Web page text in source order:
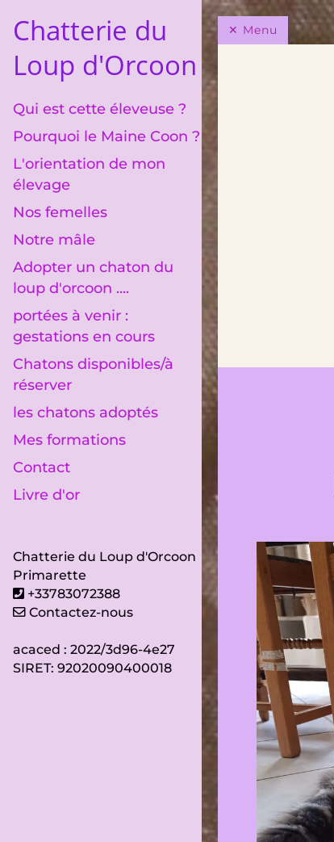
Chatterie du
Loup d'Orcoon
Qui est cette éleveuse ?
Pourquoi le Maine Coon ?
L'orientation de mon
élevage
Nos femelles
Notre mâle
Adopter un chaton du
loup d'orcoon ....
portées à venir :
gestations en cours
Chatons disponibles/à
réserver
les chatons adoptés
Mes formations
Contact
Livre d'or
Chatterie du Loup d'Orcoon
Primarette
+33783072388
Contactez-nous
acaced : 2022/3d96-4e27
SIRET: 92020090400018
Menu